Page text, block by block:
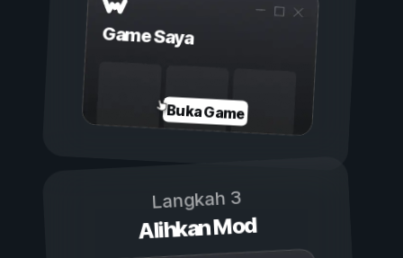
Game Saya
Buka Game
Langkah 3
Alihkan Mod